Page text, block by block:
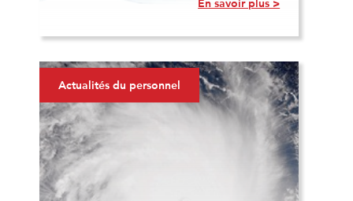
En savoir plus >
Actualités du personnel